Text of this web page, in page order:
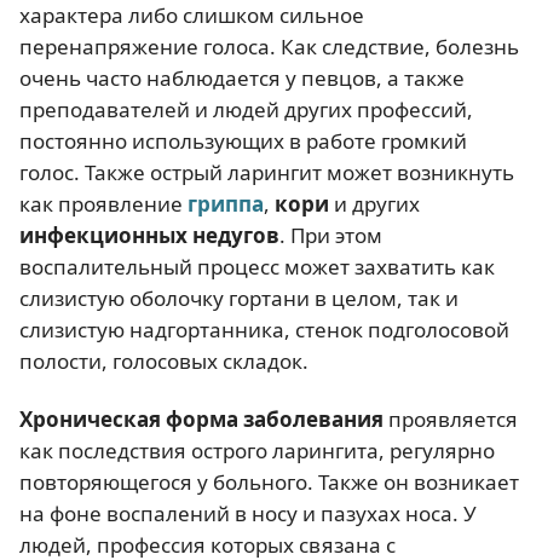
характера либо слишком сильное
перенапряжение голоса. Как следствие, болезнь
очень часто наблюдается у певцов, а также
преподавателей и людей других профессий,
постоянно использующих в работе громкий
голос. Также острый ларингит может возникнуть
как проявление гриппа, кори и других
инфекционных недугов. При этом
воспалительный процесс может захватить как
слизистую оболочку гортани в целом, так и
слизистую надгортанника, стенок подголосовой
полости, голосовых складок.
Хроническая форма заболевания проявляется
как последствия острого ларингита, регулярно
повторяющегося у больного. Также он возникает
на фоне воспалений в носу и пазухах носа. У
людей, профессия которых связана с